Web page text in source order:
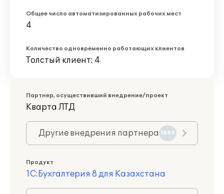
Общее число автоматизированных рабочих мест
4
Количество одновременно работающих клиентов
Толстый клиент: 4
Партнер, осуществивший внедрение/проект
Кварта ЛТД
Другие внедрения партнера 1889
Продукт
1С:Бухгалтерия 8 для Казахстана